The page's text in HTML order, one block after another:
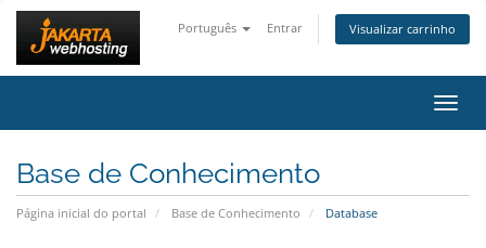
Português Entrar Visualizar carrinho
Base de Conhecimento
Página inicial do portal Base de Conhecimento Database